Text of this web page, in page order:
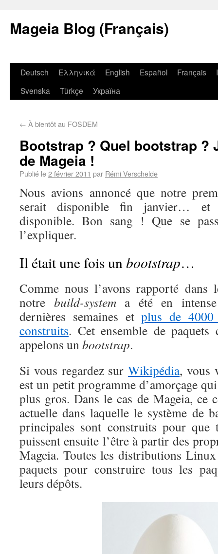
Mageia Blog (Français)
Deutsch Ελληνικά English Español Français
Svenska
Türkçe Україна
← À bientôt au FOSDEM
Bootstrap ? Quel bootstrap ?
de Mageia !
Publié le2 février 2011 par Rémi Verschelde
Nous avions annoncé que notre
serait disponible fin janvier… et
disponible. Bon sang ! Que se
l’expliquer.
Il était une fois unbootstrap…
Comme nous l’avons rapporté dans
notre build-systema été en intense
dernières semaines etplus de 4000
construits. Cet ensemble de paquets
appelons unbootstrap.
Si vous regardez sur Wikipédia, vous
est un petit programme d’amorçage
plus gros. Dans le cas de Mageia, ce
actuelle dans laquelle le système de
principales sont construits pour que
puissent ensuite l’être à partir des
Mageia. Toutes les distributions
paquets pour construire tous les
leurs dépôts.